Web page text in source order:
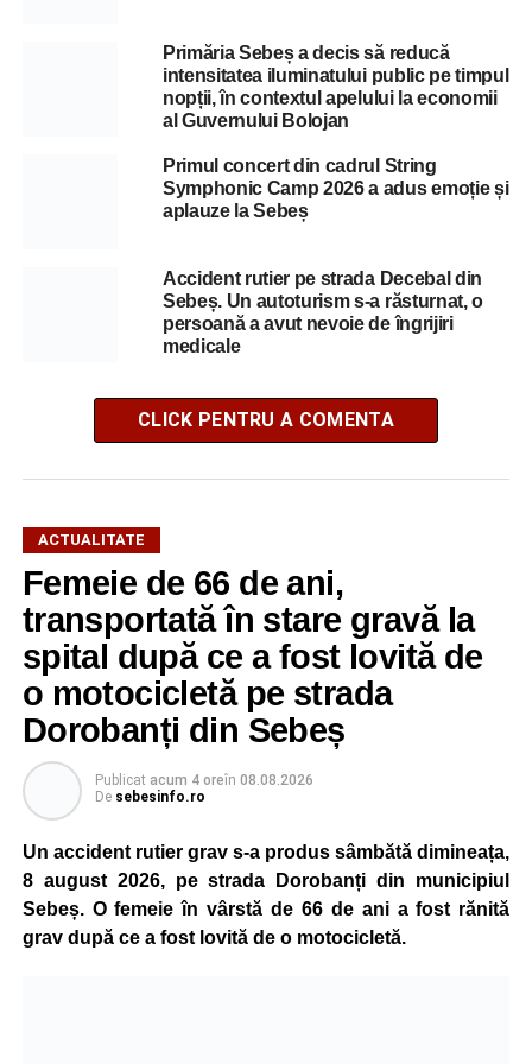
Primăria Sebeș a decis să reducă
intensitatea iluminatului public pe timpul
nopții, în contextul apelului la economii
al Guvernului Bolojan
Primul concert din cadrul String
Symphonic Camp 2026 a adus emoție și
aplauze la Sebeș
Accident rutier pe strada Decebal din
Sebeș. Un autoturism s-a răsturnat, o
persoană a avut nevoie de îngrijiri
medicale
CLICK PENTRU A COMENTA
ACTUALITATE
Femeie de 66 de ani,
transportată în stare gravă la
spital după ce a fost lovită de
o motocicletă pe strada
Dorobanți din Sebeș
Publicat acum 4 oreîn 08.08.2026
De sebesinfo.ro
Un accident rutier grav s-a produs sâmbătă dimineața,
8 august 2026, pe strada Dorobanți din municipiul
Sebeș. O femeie în vârstă de 66 de ani a fost rănită
grav după ce a fost lovită de o motocicletă.